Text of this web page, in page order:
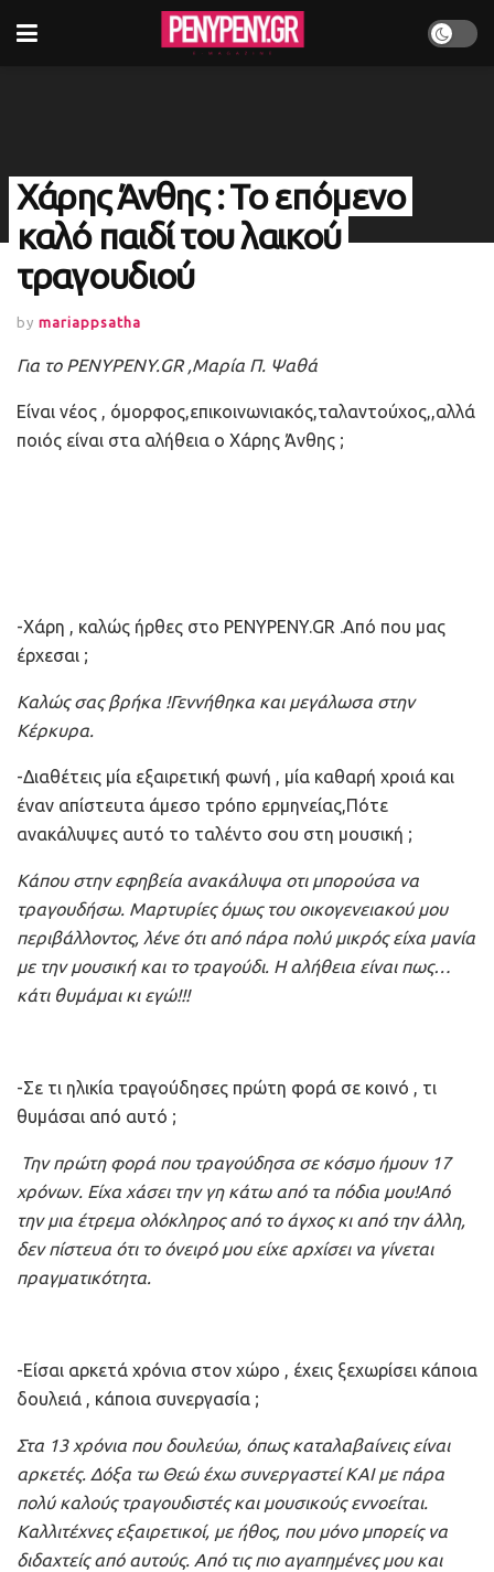
Χάρης Άνθης : Το επόμενο
καλό παιδί του λαικού
τραγουδιού
by mariappsatha
Για το PENYPENY.GR ,Μαρία Π. Ψαθά
Είναι νέος , όμορφος,επικοινωνιακός,ταλαντούχος,,αλλά
ποιός είναι στα αλήθεια ο Χάρης Άνθης ;
-Χάρη , καλώς ήρθες στο PENYPENY.GR .Από που μας
έρχεσαι ;
Καλώς σας βρήκα !Γεννήθηκα και μεγάλωσα στην
Κέρκυρα.
-Διαθέτεις μία εξαιρετική φωνή , μία καθαρή χροιά και
έναν απίστευτα άμεσο τρόπο ερμηνείας,Πότε
ανακάλυψες αυτό το ταλέντο σου στη μουσική ;
Κάπου στην εφηβεία ανακάλυψα οτι μπορούσα να
τραγουδήσω. Μαρτυρίες όμως του οικογενειακού μου
περιβάλλοντος, λένε ότι από πάρα πολύ μικρός είχα μανία
με την μουσική και το τραγούδι. Η αλήθεια είναι πως…
κάτι θυμάμαι κι εγώ!!!
-Σε τι ηλικία τραγούδησες πρώτη φορά σε κοινό , τι
θυμάσαι από αυτό ;
Την πρώτη φορά που τραγούδησα σε κόσμο ήμουν 17
χρόνων. Είχα χάσει την γη κάτω από τα πόδια μου!Από
την μια έτρεμα ολόκληρος από το άγχος κι από την άλλη,
δεν πίστευα ότι το όνειρό μου είχε αρχίσει να γίνεται
πραγματικότητα.
-Είσαι αρκετά χρόνια στον χώρο , έχεις ξεχωρίσει κάποια
δουλειά , κάποια συνεργασία ;
Στα 13 χρόνια που δουλεύω, όπως καταλαβαίνεις είναι
αρκετές. Δόξα τω Θεώ έχω συνεργαστεί ΚΑΙ με πάρα
πολύ καλούς τραγουδιστές και μουσικούς εννοείται.
Καλλιτέχνες εξαιρετικοί, με ήθος, που μόνο μπορείς να
διδαχτείς από αυτούς. Από τις πιο αγαπημένες μου και